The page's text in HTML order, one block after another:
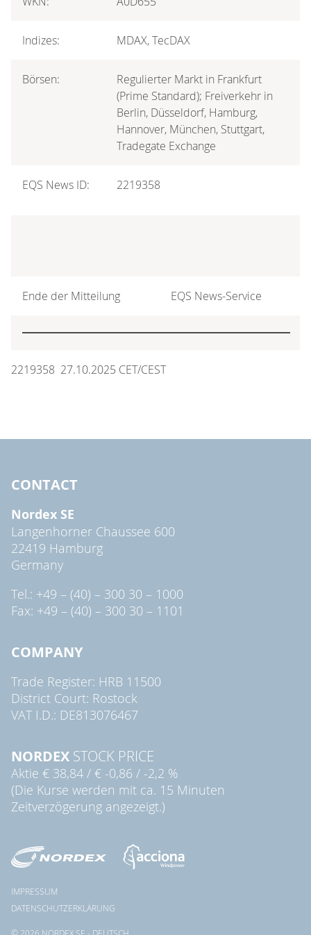
Indizes: MDAX, TecDAX
Börsen:
Regulierter Markt in Frankfurt
(Prime Standard); Freiverkehr in
Berlin, Düsseldorf, Hamburg,
Hannover, München, Stuttgart,
Tradegate Exchange
EQS News ID: 2219358
Ende der Mitteilung EQS News-Service
2219358 27.10.2025 CET/CEST
CONTACT
Nordex SE
Langenhorner Chaussee 600
22419 Hamburg
Germany
Tel.: +49 – (40) – 300 30 – 1000
Fax: +49 – (40) – 300 30 – 1101
COMPANY
Trade Register: HRB 11500
District Court: Rostock
VAT I.D.: DE813076467
NORDEX STOCK PRICE
Aktie € 38,84 / € -0,86 / -2,2 %
(Die Kurse werden mit ca. 15 Minuten
Zeitverzögerung angezeigt.)
IMPRESSUM
DATENSCHUTZERKLÄRUNG